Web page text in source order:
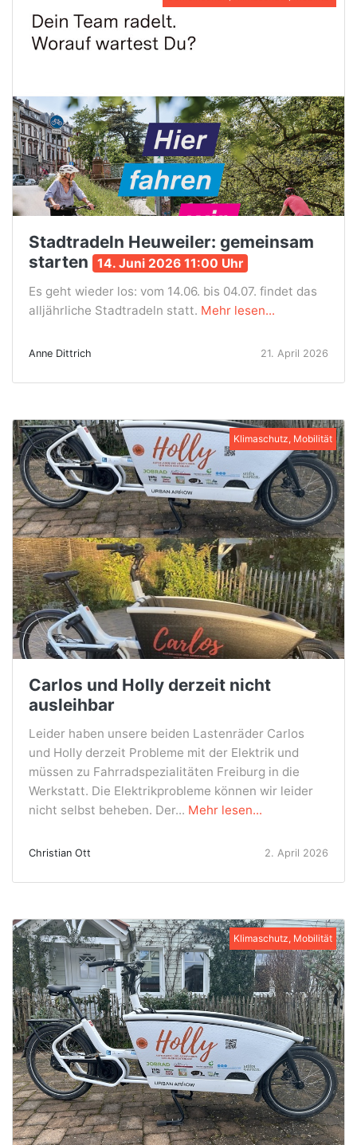
Stadtradeln Heuweiler: gemeinsam
starten
14. Juni 2026 11:00 Uhr
Es geht wieder los: vom 14.06. bis 04.07. findet das
alljährliche Stadtradeln statt. Mehr lesen...
Anne Dittrich 21. April 2026
Klimaschutz, Mobilität
Carlos und Holly derzeit nicht
ausleihbar
Leider haben unsere beiden Lastenräder Carlos
und Holly derzeit Probleme mit der Elektrik und
müssen zu Fahrradspezialitäten Freiburg in die
Werkstatt. Die Elektrikprobleme können wir leider
nicht selbst beheben. Der... Mehr lesen...
Christian Ott 2. April 2026
Klimaschutz, Mobilität